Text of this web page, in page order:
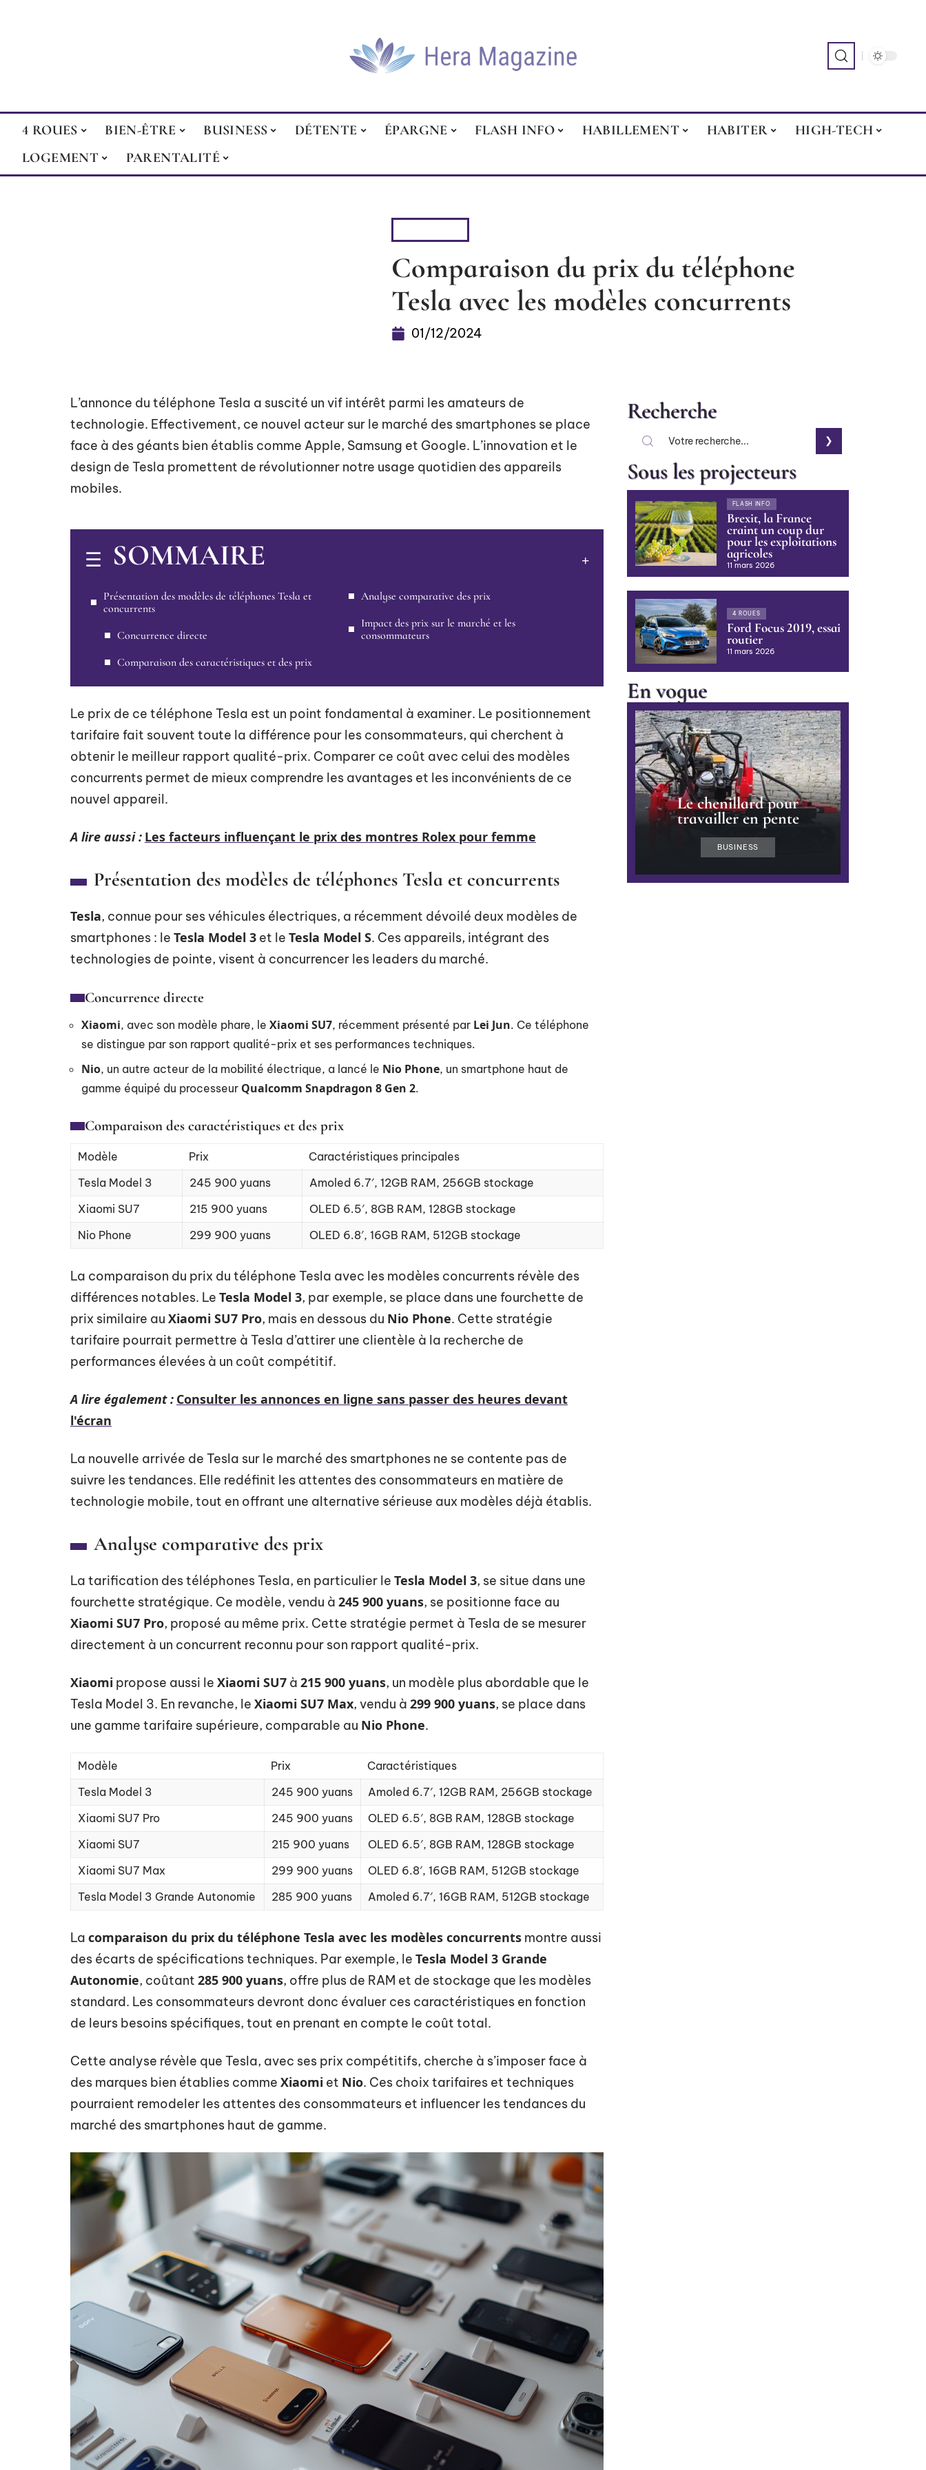
4 ROUES BIEN-ÊTRE BUSINESS DÉTENTE ÉPARGNE FLASH INFO HABILLEMENT HABITER
HIGH-TECH
LOGEMENT
PARENTALITÉ
Comparaison du prix du téléphone
Tesla avec les modèles concurrents
01/12/2024
L’annonce du téléphone Tesla a suscité un vif intérêt parmi les amateurs de
technologie. Effectivement, ce nouvel acteur sur le marché des smartphones se place
face à des géants bien établis comme Apple, Samsung et Google. L’innovation et le
design de Tesla promettent de révolutionner notre usage quotidien des appareils
mobiles.
SOMMAIRE
Présentation des modèles de téléphones Tesla et
concurrents
Concurrence directe
Comparaison des caractéristiques et des prix
Analyse comparative des prix
Impact des prix sur le marché et les
consommateurs
Le prix de ce téléphone Tesla est un point fondamental à examiner. Le positionnement
tarifaire fait souvent toute la différence pour les consommateurs, qui cherchent à
obtenir le meilleur rapport qualité-prix. Comparer ce coût avec celui des modèles
concurrents permet de mieux comprendre les avantages et les inconvénients de ce
nouvel appareil.
A lire aussi : Les facteurs influençant le prix des montres Rolex pour femme
Présentation des modèles de téléphones Tesla et concurrents
Tesla, connue pour ses véhicules électriques, a récemment dévoilé deux modèles de
smartphones : le Tesla Model 3 et le Tesla Model S. Ces appareils, intégrant des
technologies de pointe, visent à concurrencer les leaders du marché.
Concurrence directe
Xiaomi, avec son modèle phare, le Xiaomi SU7, récemment présenté par Lei Jun. Ce téléphone
se distingue par son rapport qualité-prix et ses performances techniques.
Nio, un autre acteur de la mobilité électrique, a lancé le Nio Phone, un smartphone haut de
gamme équipé du processeur Qualcomm Snapdragon 8 Gen 2.
Comparaison des caractéristiques et des prix
Modèle Prix
Caractéristiques principales
Tesla Model 3
245 900 yuans
Amoled 6.7′, 12GB RAM, 256GB stockage
Xiaomi SU7
215 900 yuans
OLED 6.5′, 8GB RAM, 128GB stockage
Nio Phone
299 900 yuans OLED 6.8′, 16GB RAM, 512GB stockage
La comparaison du prix du téléphone Tesla avec les modèles concurrents révèle des
différences notables. Le Tesla Model 3, par exemple, se place dans une fourchette de
prix similaire au Xiaomi SU7 Pro, mais en dessous du Nio Phone. Cette stratégie
tarifaire pourrait permettre à Tesla d’attirer une clientèle à la recherche de
performances élevées à un coût compétitif.
A lire également : Consulter les annonces en ligne sans passer des heures devant
l'écran
La nouvelle arrivée de Tesla sur le marché des smartphones ne se contente pas de
suivre les tendances. Elle redéfinit les attentes des consommateurs en matière de
technologie mobile, tout en offrant une alternative sérieuse aux modèles déjà établis.
Analyse comparative des prix
La tarification des téléphones Tesla, en particulier le Tesla Model 3, se situe dans une
fourchette stratégique. Ce modèle, vendu à 245 900 yuans, se positionne face au
Xiaomi SU7 Pro, proposé au même prix. Cette stratégie permet à Tesla de se mesurer
directement à un concurrent reconnu pour son rapport qualité-prix.
Xiaomi propose aussi le Xiaomi SU7 à 215 900 yuans, un modèle plus abordable que le
Tesla Model 3. En revanche, le Xiaomi SU7 Max, vendu à 299 900 yuans, se place dans
une gamme tarifaire supérieure, comparable au Nio Phone.
Modèle Prix
Caractéristiques
Tesla Model 3
245 900 yuans
Amoled 6.7′, 12GB RAM, 256GB stockage
Xiaomi SU7 Pro
245 900 yuans
OLED 6.5′, 8GB RAM, 128GB stockage
Xiaomi SU7
215 900 yuans
OLED 6.5′, 8GB RAM, 128GB stockage
Xiaomi SU7 Max
299 900 yuans
OLED 6.8′, 16GB RAM, 512GB stockage
Tesla Model 3 Grande Autonomie
285 900 yuans Amoled 6.7′, 16GB RAM, 512GB stockage
La comparaison du prix du téléphone Tesla avec les modèles concurrents montre aussi
des écarts de spécifications techniques. Par exemple, le Tesla Model 3 Grande
Autonomie, coûtant 285 900 yuans, offre plus de RAM et de stockage que les modèles
standard. Les consommateurs devront donc évaluer ces caractéristiques en fonction
de leurs besoins spécifiques, tout en prenant en compte le coût total.
Cette analyse révèle que Tesla, avec ses prix compétitifs, cherche à s’imposer face à
des marques bien établies comme Xiaomi et Nio. Ces choix tarifaires et techniques
pourraient remodeler les attentes des consommateurs et influencer les tendances du
marché des smartphones haut de gamme.
Recherche
Sous les projecteurs
FLASH INFO
Brexit, la France
craint un coup dur
pour les exploitations
agricoles
11 mars 2026
4 ROUES
Ford Focus 2019, essai
routier
11 mars 2026
En vogue
Le chenillard pour
travailler en pente
BUSINESS